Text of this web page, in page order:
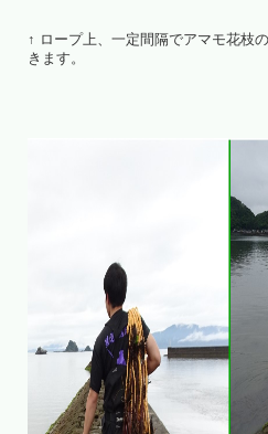
↑ ロープ上、一定間隔でアマモ花枝
きます。